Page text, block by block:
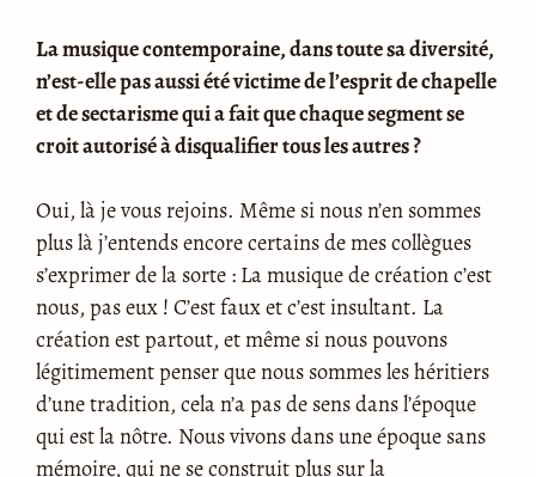
La musique contemporaine, dans toute sa diversité,
n’est-elle pas aussi été victime de l’esprit de chapelle
et de sectarisme qui a fait que chaque segment se
croit autorisé à disqualifier tous les autres ?
Oui, là je vous rejoins. Même si nous n’en sommes
plus là j’entends encore certains de mes collègues
s’exprimer de la sorte : La musique de création c’est
nous, pas eux ! C’est faux et c’est insultant. La
création est partout, et même si nous pouvons
légitimement penser que nous sommes les héritiers
d’une tradition, cela n’a pas de sens dans l’époque
qui est la nôtre. Nous vivons dans une époque sans
mémoire, qui ne se construit plus sur la